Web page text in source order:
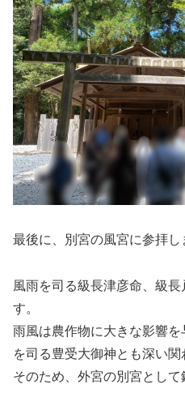
最後に、別宮の風宮に参拝し
風雨を司る級長津彦命、級
す。
雨風は農作物に大きな影響
を司る豊受大御神とも深い関
そのため、外宮の別宮として